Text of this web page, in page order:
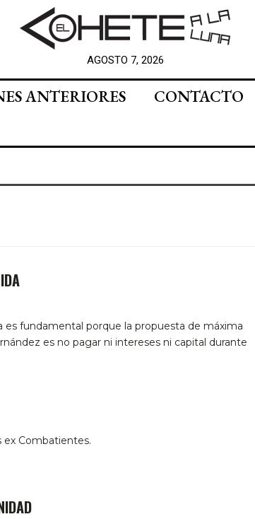
AGOSTO 7, 2026
ANTERIORES
CONTACTO
es fundamental porque la propuesta de máxima
es no pagar ni intereses ni capital durante
ex Combatientes.